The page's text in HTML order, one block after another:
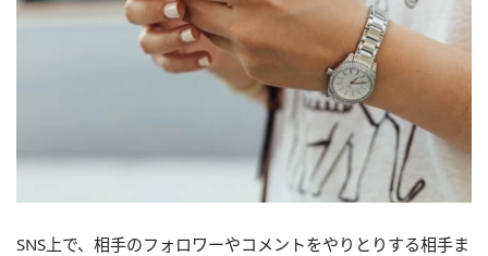
SNS上で、相手のフォロワーやコメントをやりとりする相手ま